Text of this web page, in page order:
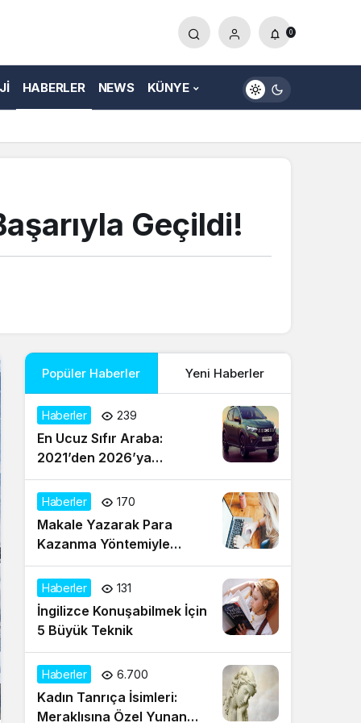
0
HABERLER NEWS KÜNYE
Geçildi!
Popüler Haberler Yeni Haberler
Haberler 239
En Ucuz Sıfır Araba:
2021’den 2026’ya
Türkiye’de Uygun Fiyatlı
Modeller ve Güncel Durum
Haberler 170
Makale Yazarak Para
Kazanma Yöntemiyle
Evden Gelir Sağlayın
Haberler 131
İngilizce Konuşabilmek İçin
5 Büyük Teknik
Haberler 6.700
Kadın Tanrıça İsimleri:
Meraklısına Özel Yunan